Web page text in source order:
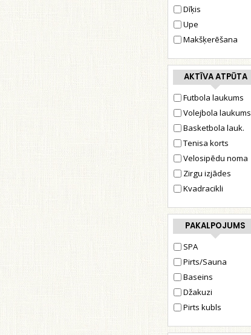
Dīķis
Upe
Makšķerēšana
AKTĪVA ATPŪTA
Futbola laukums
Volejbola laukums
Basketbola lauk.
Tenisa korts
Velosipēdu noma
Zirgu izjādes
Kvadracikli
PAKALPOJUMS
SPA
Pirts/Sauna
Baseins
Džakuzi
Pirts kubls